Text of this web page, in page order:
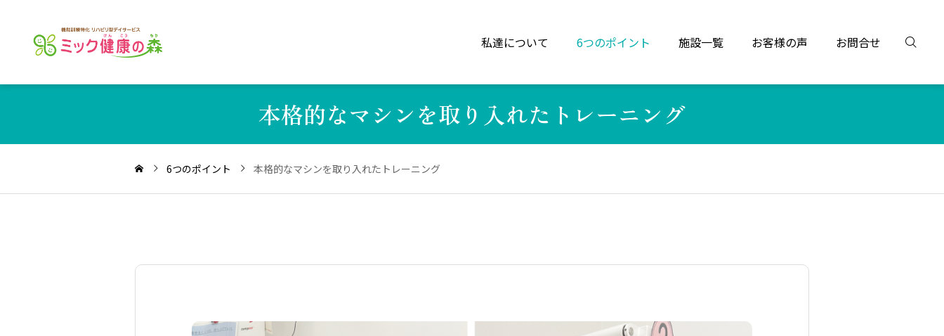
私達について 6つのポイント 施設一覧 お客様の声 お問合せ
本格的なマシンを取り入れたトレーニング
6つのポイント 本格的なマシンを取り入れたトレーニング